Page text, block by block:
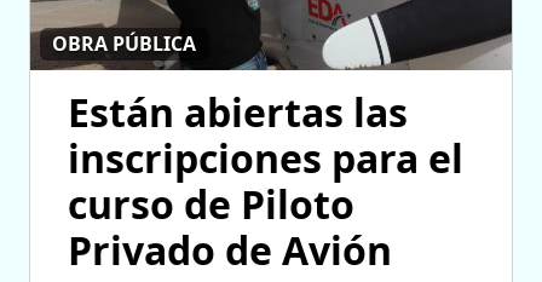
OBRA PÚBLICA
Están abiertas las
inscripciones para el
curso de Piloto
Privado de Avión